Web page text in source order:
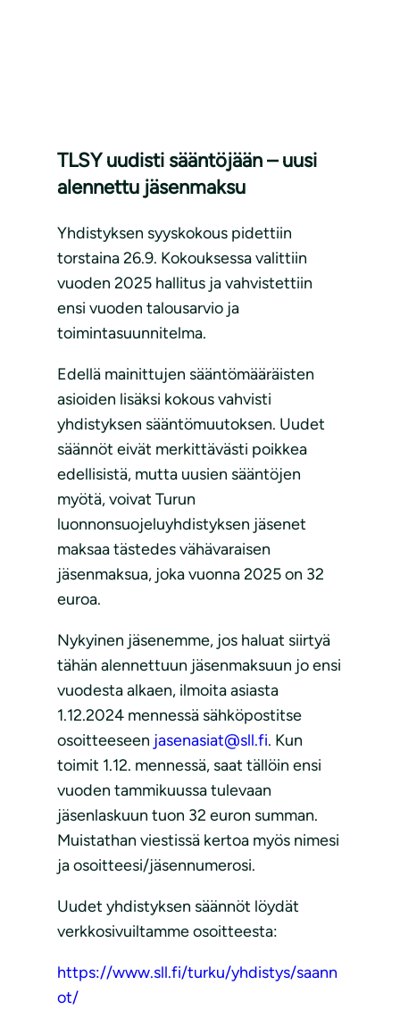
TLSY uudisti sääntöjään – uusi
alennettu jäsenmaksu
Yhdistyksen syyskokous pidettiin
torstaina 26.9. Kokouksessa valittiin
vuoden 2025 hallitus ja vahvistettiin
ensi vuoden talousarvio ja
toimintasuunnitelma.
Edellä mainittujen sääntömääräisten
asioiden lisäksi kokous vahvisti
yhdistyksen sääntömuutoksen. Uudet
säännöt eivät merkittävästi poikkea
edellisistä, mutta uusien sääntöjen
myötä, voivat Turun
luonnonsuojeluyhdistyksen jäsenet
maksaa tästedes vähävaraisen
jäsenmaksua, joka vuonna 2025 on 32
euroa.
Nykyinen jäsenemme, jos haluat siirtyä
tähän alennettuun jäsenmaksuun jo ensi
vuodesta alkaen, ilmoita asiasta
1.12.2024 mennessä sähköpostitse
osoitteeseen jasenasiat@sll.fi. Kun
toimit 1.12. mennessä, saat tällöin ensi
vuoden tammikuussa tulevaan
jäsenlaskuun tuon 32 euron summan.
Muistathan viestissä kertoa myös nimesi
ja osoitteesi/jäsennumerosi.
Uudet yhdistyksen säännöt löydät
verkkosivuiltamme osoitteesta:
https://www.sll.fi/turku/yhdistys/saann
ot/